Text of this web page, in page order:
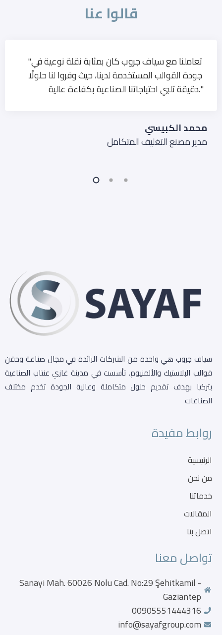
قالوا عنا
"تعاملنا مع سياف جروب كان بمثابة نقلة نوعية في
جودة القوالب المستخدمة لدينا، حيث وفروا لنا حلولًا
دقيقة تلبي احتياجاتنا الصناعية بكفاءة عالية."
محمد الكبيسي
مدير مصنع التغليف المتكامل
سياف جروب هي واحدة من الشركات الرائدة في مجال صناعة وحقن
قوالب البلاستيك والألمنيوم. تأسست في مدينة غازي عنتاب الصناعية
بتركيا بهدف تقديم حلول متكاملة وعالية الجودة تخدم مختلف
الصناعات
روابط مفيدة
الرئيسية
من نحن
خدماتنا
المقالات
اتصل بنا
تواصل معنا
Sanayi Mah. 60026 Nolu Cad. No:29 Şehitkamil -
Gaziantep
00905551444316
info@sayafgroup.com